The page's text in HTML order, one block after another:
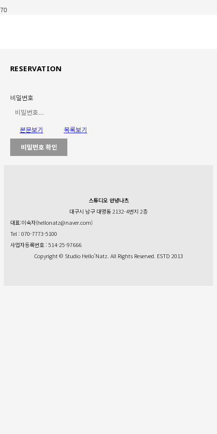
RESERVATION
비밀번호
본문보기
목록보기
비밀번호 확인
스튜디오 안녕나츠
대구시 남구 대명동 2132-4번지 2층
대표:이숙자(hellonatz@naver.com)
Tel : 070-7773-5100
사업자등록번호 : 514-25-97666
Copyright © Studio Hello’Natz. All Rights Reserved. ESTD 2013